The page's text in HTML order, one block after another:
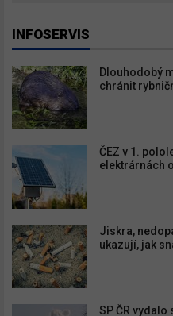
INFOSERVIS
Dlouhodobý
chránit
ČEZ v 1.
elektrárnách
Jiskra,
ukazují, jak
SP ČR